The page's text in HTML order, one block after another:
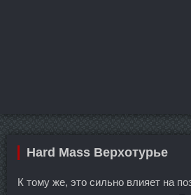
Hard Mass Верхотурье
К тому же, это сильно влияет на